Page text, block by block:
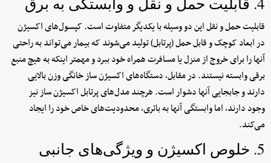
قابلیت حمل و نقل این دو وسیله با یکدیگر متفاوت است. کپسول‌های اکسیژن
در ابعاد کوچک و قابل حمل (پرتابل) تولید می‌شوند که بیمار می‌تواند به راحتی
آنها را برای خروج از منزل یا مسافرت همراه خود ببرد و مهمتر اینکه به هیچ منبع
برقی وابسته نیستند. در مقابل، دستگاه‌های اکسیژن ساز خانگی وزن بالایی
دارند و جابجایی آنها دشوار است. هرچند مدل‌های پرتابل اکسیژن ساز نیز
وجود دارند، اما وابستگی آنها به باتری، محدودیت‌های خاص خود را ایجاد
می‌کند.
5. خلوص اکسیژن و ویژگی‌های جانبی